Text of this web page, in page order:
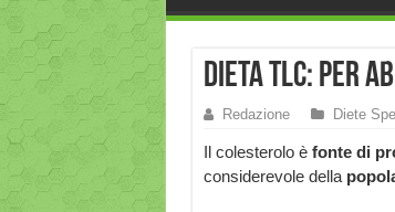
DIETA TLC:
Redazione Diete
Il colesterolo è fonte di
considerevole della